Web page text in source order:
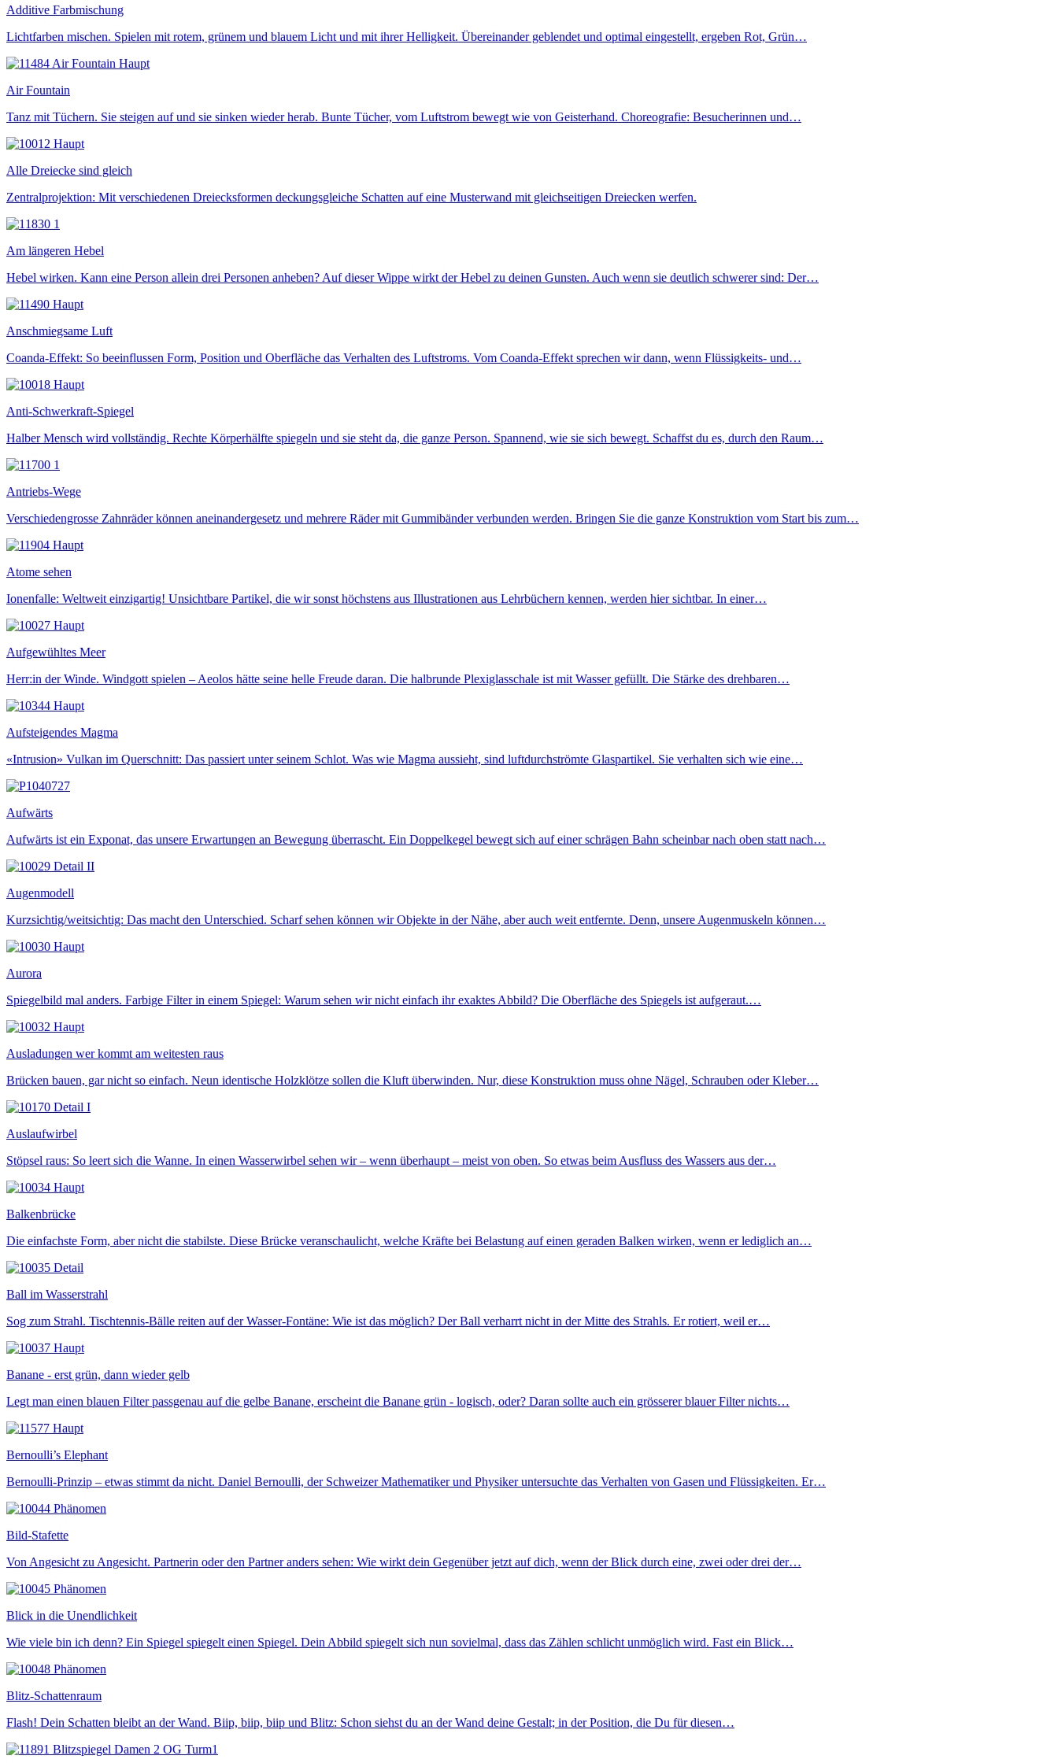
Additive Farbmischung
Lichtfarben mischen. Spielen mit rotem, grünem und blauem Licht und mit ihrer Helligkeit. Übereinander geblendet und optimal eingestellt, ergeben Rot, Grün…
Air Fountain
Tanz mit Tüchern. Sie steigen auf und sie sinken wieder herab. Bunte Tücher, vom Luftstrom bewegt wie von Geisterhand. Choreografie: Besucherinnen und…
Alle Dreiecke sind gleich
Zentralprojektion: Mit verschiedenen Dreiecksformen deckungsgleiche Schatten auf eine Musterwand mit gleichseitigen Dreiecken werfen.
Am längeren Hebel
Hebel wirken. Kann eine Person allein drei Personen anheben? Auf dieser Wippe wirkt der Hebel zu deinen Gunsten. Auch wenn sie deutlich schwerer sind: Der…
Anschmiegsame Luft
Coanda-Effekt: So beeinflussen Form, Position und Oberfläche das Verhalten des Luftstroms. Vom Coanda-Effekt sprechen wir dann, wenn Flüssigkeits- und…
Anti-Schwerkraft-Spiegel
Halber Mensch wird vollständig. Rechte Körperhälfte spiegeln und sie steht da, die ganze Person. Spannend, wie sie sich bewegt. Schaffst du es, durch den Raum…
Antriebs-Wege
Verschiedengrosse Zahnräder können aneinandergesetz und mehrere Räder mit Gummibänder verbunden werden. Bringen Sie die ganze Konstruktion vom Start bis zum…
Atome sehen
Ionenfalle: Weltweit einzigartig! Unsichtbare Partikel, die wir sonst höchstens aus Illustrationen aus Lehrbüchern kennen, werden hier sichtbar. In einer…
Aufgewühltes Meer
Herr:in der Winde. Windgott spielen – Aeolos hätte seine helle Freude daran. Die halbrunde Plexiglasschale ist mit Wasser gefüllt. Die Stärke des drehbaren…
Aufsteigendes Magma
«Intrusion» Vulkan im Querschnitt: Das passiert unter seinem Schlot. Was wie Magma aussieht, sind luftdurchströmte Glaspartikel. Sie verhalten sich wie eine…
Aufwärts
Aufwärts ist ein Exponat, das unsere Erwartungen an Bewegung überrascht. Ein Doppelkegel bewegt sich auf einer schrägen Bahn scheinbar nach oben statt nach…
Augenmodell
Kurzsichtig/weitsichtig: Das macht den Unterschied. Scharf sehen können wir Objekte in der Nähe, aber auch weit entfernte. Denn, unsere Augenmuskeln können…
Aurora
Spiegelbild mal anders. Farbige Filter in einem Spiegel: Warum sehen wir nicht einfach ihr exaktes Abbild? Die Oberfläche des Spiegels ist aufgeraut.…
Ausladungen wer kommt am weitesten raus
Brücken bauen, gar nicht so einfach. Neun identische Holzklötze sollen die Kluft überwinden. Nur, diese Konstruktion muss ohne Nägel, Schrauben oder Kleber…
Auslaufwirbel
Stöpsel raus: So leert sich die Wanne. In einen Wasserwirbel sehen wir – wenn überhaupt – meist von oben. So etwas beim Ausfluss des Wassers aus der…
Balkenbrücke
Die einfachste Form, aber nicht die stabilste. Diese Brücke veranschaulicht, welche Kräfte bei Belastung auf einen geraden Balken wirken, wenn er lediglich an…
Ball im Wasserstrahl
Sog zum Strahl. Tischtennis-Bälle reiten auf der Wasser-Fontäne: Wie ist das möglich? Der Ball verharrt nicht in der Mitte des Strahls. Er rotiert, weil er…
Banane - erst grün, dann wieder gelb
Legt man einen blauen Filter passgenau auf die gelbe Banane, erscheint die Banane grün - logisch, oder? Daran sollte auch ein grösserer blauer Filter nichts…
Bernoulli’s Elephant
Bernoulli-Prinzip – etwas stimmt da nicht. Daniel Bernoulli, der Schweizer Mathematiker und Physiker untersuchte das Verhalten von Gasen und Flüssigkeiten. Er…
Bild-Stafette
Von Angesicht zu Angesicht. Partnerin oder den Partner anders sehen: Wie wirkt dein Gegenüber jetzt auf dich, wenn der Blick durch eine, zwei oder drei der…
Blick in die Unendlichkeit
Wie viele bin ich denn? Ein Spiegel spiegelt einen Spiegel. Dein Abbild spiegelt sich nun sovielmal, dass das Zählen schlicht unmöglich wird. Fast ein Blick…
Blitz-Schattenraum
Flash! Dein Schatten bleibt an der Wand. Biip, biip, biip und Blitz: Schon siehst du an der Wand deine Gestalt; in der Position, die Du für diesen…